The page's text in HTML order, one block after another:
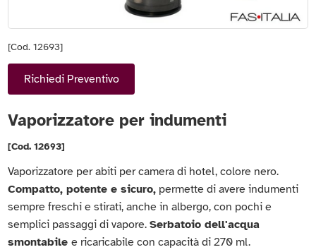
[Cod. 12693]
Richiedi Preventivo
Vaporizzatore per indumenti
[Cod. 12693]
Vaporizzatore per abiti per camera di hotel, colore nero.
Compatto, potente e sicuro, permette di avere indumenti
sempre freschi e stirati, anche in albergo, con pochi e
semplici passaggi di vapore.Serbatoio dell'acqua
smontabilee ricaricabile con capacità di 270 ml.